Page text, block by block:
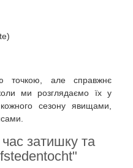
точкою, але справжнє
ми розглядаємо їх у
сезону явищами,
затишку та